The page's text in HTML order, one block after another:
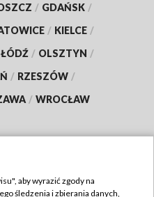
/ GDAŃSK /
/ KIELCE /
ŁÓDŹ / OLSZTYN /
/ RZESZÓW /
/ WROCŁAW
aby wyrazić zgody na
śledzenia i zbierania danych,